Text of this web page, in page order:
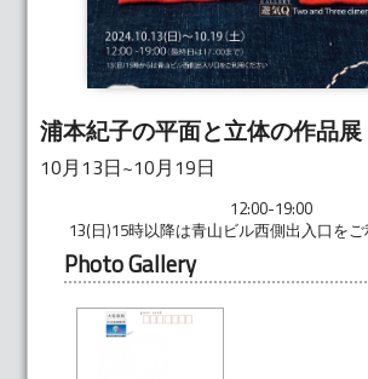
浦本紀子の平面と立体の作品展
10月13日~10月19日
12:00-19:00
13(日)15時以降は青山ビル西側出入口をご
Photo Gallery